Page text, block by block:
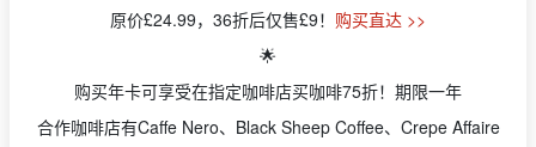
原价£24.99，36折后仅售£9！ 购买直达 >>
🌟
购买年卡可享受在指定咖啡店买咖啡75折！期限一年
合作咖啡店有Caffe Nero、Black Sheep Coffee、Crepe Affaire